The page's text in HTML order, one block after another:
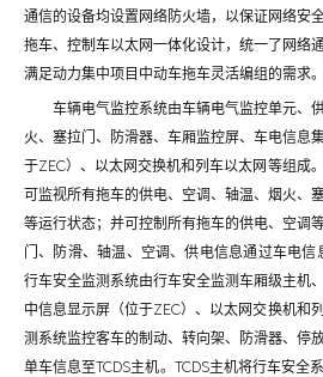
通信的设备均设置网络防火墙，以保证网络安
拖车、控制车以太网一体化设计，统一了网络
满足动力集中项目中动车拖车灵活编组的需求。
车辆电气监控系统由车辆电气监控单元、
火、塞拉门、防滑器、车厢监控屏、车电信息
于ZEC）、以太网交换机和列车以太网等组成
可监视所有拖车的供电、空调、轴温、烟火、
等运行状态；并可控制所有拖车的供电、空调
门、防滑、轴温、空调、供电信息通过车电信
行车安全监测系统由行车安全监测车厢级主机
中信息显示屏（位于ZEC）、以太网交换机和
测系统监控客车的制动、转向架、防滑器、停
单车信息至TCDS主机。TCDS主机将行车安全